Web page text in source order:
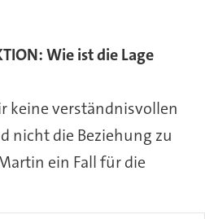
Wie ist die Lage
keine verständnisvollen
nicht die Beziehung zu
ein Fall für die